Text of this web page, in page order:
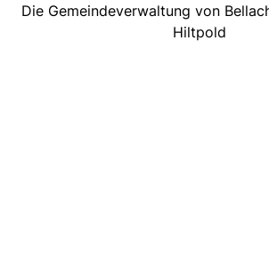
Die Gemeindeverwaltung von
Hiltpold